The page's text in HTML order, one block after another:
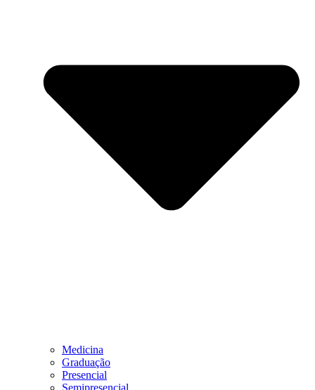
Medicina
Graduação
Presencial
Semipresencial